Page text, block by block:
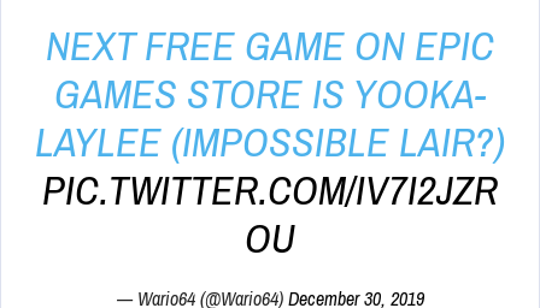
NEXT FREE GAME ON EPIC
GAMES STORE IS YOOKA-
LAYLEE (IMPOSSIBLE LAIR?)
PIC.TWITTER.COM/IV7I2JZR
OU
— Wario64 (@Wario64)December 30, 2019